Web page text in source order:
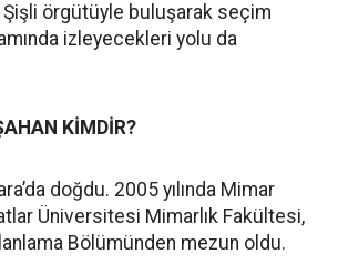
Şişli örgütüyle buluşarak seçim
izleyecekleri yolu da
KİMDİR?
doğdu. 2005 yılında Mimar
Üniversitesi Mimarlık Fakültesi,
Bölümünden mezun oldu.